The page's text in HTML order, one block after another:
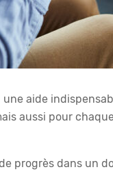
une aide
aussi pour
progrès dans un